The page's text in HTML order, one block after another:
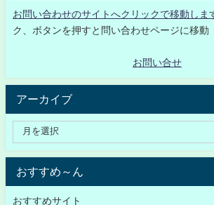
お問い合わせのサイトへクリックで移動しま
ク、ボタンを押すと問い合わせページに移動
お問い合せ
アーカイブ
おすすめ～ん
おすすめサイト